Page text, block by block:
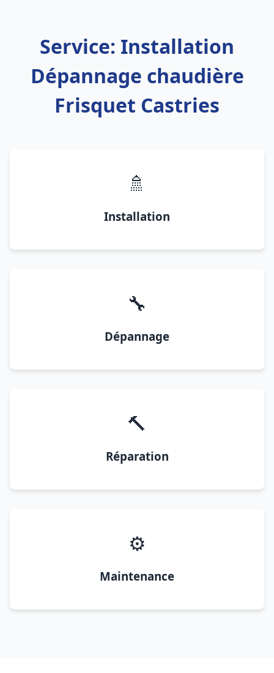
Service: Installation
Dépannage chaudière
Frisquet Castries
🚿
Installation
🔧
Dépannage
🔨
Réparation
⚙️
Maintenance